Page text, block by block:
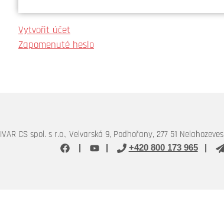
Vytvořit účet
Zapomenuté heslo
IVAR CS spol. s r.o., Velvarská 9, Podhořany, 277 51 Nelahozeves
+420 800 173 965